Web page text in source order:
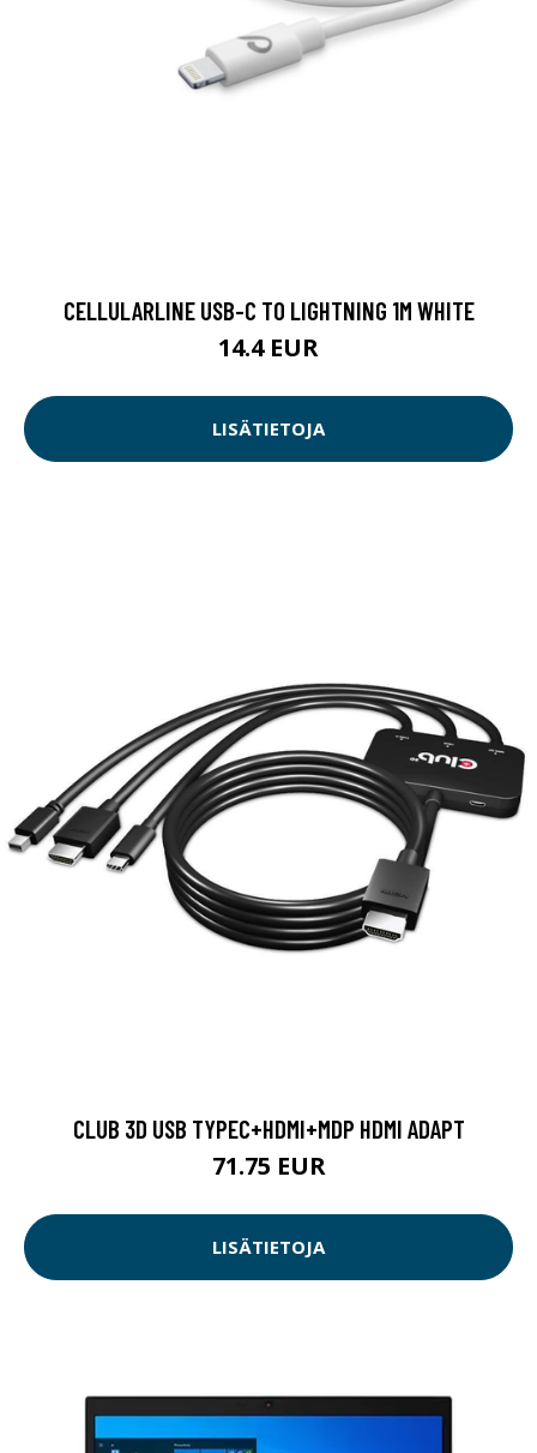
CELLULARLINE USB-C TO LIGHTNING 1M WHITE
14.4 EUR
LISÄTIETOJA
CLUB 3D USB TYPEC+HDMI+MDP HDMI ADAPT
71.75 EUR
LISÄTIETOJA